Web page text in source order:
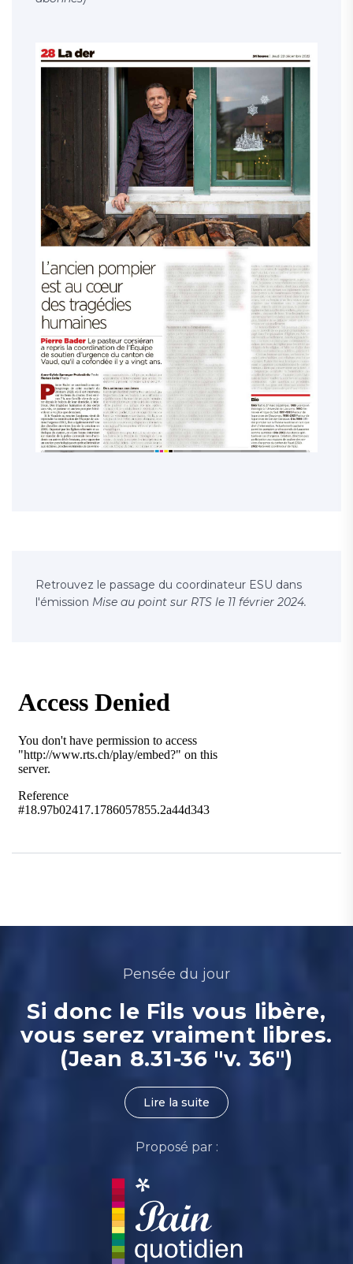
Retrouvez le passage du coordinateur ESU dans
l'émission Mise au point sur RTS le 11 février 2024.
Pensée du jour
Si donc le Fils vous libère,
vous serez vraiment libres.
(Jean 8.31-36 "v. 36")
Lire la suite
Proposé par :